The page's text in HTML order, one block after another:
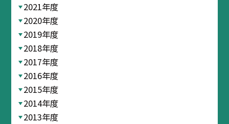
2021年度
2020年度
2019年度
2018年度
2017年度
2016年度
2015年度
2014年度
2013年度